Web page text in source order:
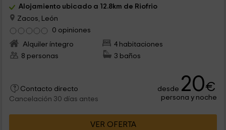
Alojamiento ubicado a 12.8km de Riofrio
Zacos, León
0 opiniones
Alquiler íntegro
4 habitaciones
8 personas
3 baños
Contacto directo
Cancelación 30 días antes
desde 20€
persona y noche
VER OFERTA